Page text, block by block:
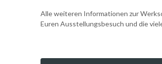
Alle weiteren Informationen zur
Euren Ausstellungsbesuch und die